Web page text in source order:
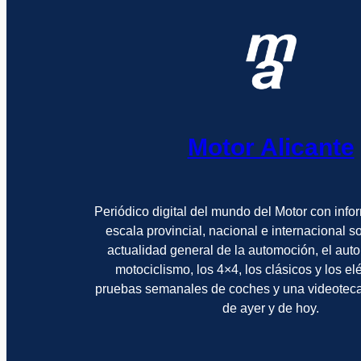
Motor Alicante
Periódico digital del mundo del Motor con
escala provincial, nacional e internacional
actualidad general de la automoción, el
motociclismo, los 4×4, los clásicos y los
pruebas semanales de coches y una
de ayer y de hoy.